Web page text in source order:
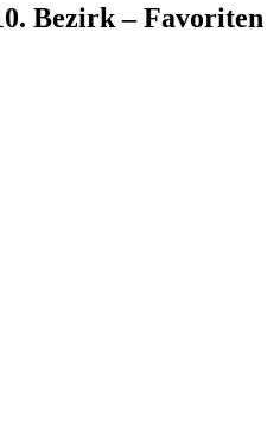
Bezirk – Favoriten